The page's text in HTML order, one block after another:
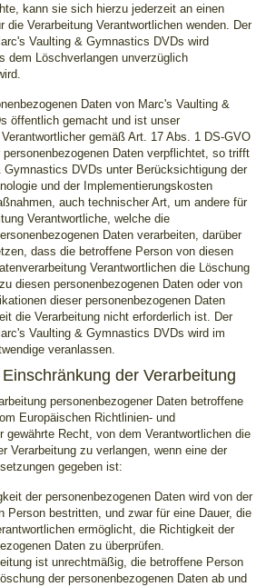
kann sie sich hierzu jederzeit an einen
die Verarbeitung Verantwortlichen wenden. Der
Vaulting & Gymnastics DVDs wird
dem Löschverlangen unverzüglich
Daten von Marc's Vaulting &
öffentlich gemacht und ist unser
gemäß Art. 17 Abs. 1 DS-GVO
Daten verpflichtet, so trifft
Gymnastics DVDs unter Berücksichtigung der
und der Implementierungskosten
auch technischer Art, um andere für
Verantwortliche, welche die
Daten verarbeiten, darüber
dass die betroffene Person von diesen
Verantwortlichen die Löschung
diesen personenbezogenen Daten oder von
dieser personenbezogenen Daten
die Verarbeitung nicht erforderlich ist. Der
Vaulting & Gymnastics DVDs wird im
veranlassen.
der Verarbeitung
personenbezogener Daten betroffene
Europäischen Richtlinien- und
gewährte Recht, von dem Verantwortlichen die
Verarbeitung zu verlangen, wenn eine der
gegeben ist:
der personenbezogenen Daten wird von der
Person bestritten, und zwar für eine Dauer, die
ermöglicht, die Richtigkeit der
Daten zu überprüfen.
ist unrechtmäßig, die betroffene Person
der personenbezogenen Daten ab und